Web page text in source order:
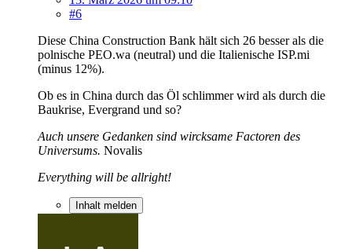
#6
Diese China Construction Bank hält sich 26 besser als die
polnische PEO.wa (neutral) und die Italienische ISP.mi
(minus 12%).
Ob es in China durch das Öl schlimmer wird als durch die
Baukrise, Evergrand und so?
Auch unsere Gedanken sind wircksame Factoren des
Universums. Novalis
Everything will be allright!
Inhalt melden